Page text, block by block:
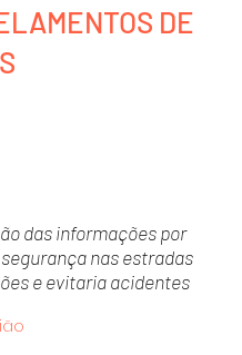
DE
das informações por
nas estradas
e evitaria acidentes